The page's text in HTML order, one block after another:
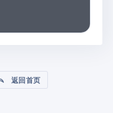
返回首页